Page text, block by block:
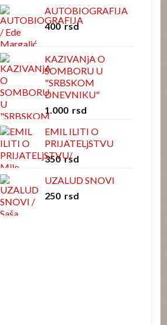
AUTOBIOGRAFIJA
400rsd
KAZIVANjA O
SOMBORU U
"SRBSKOM
DNEVNIKU"
1.000 rsd
EMIL ILITI O
PRIJATELjSTVU
350rsd
UZALUD SNOVI
250 rsd